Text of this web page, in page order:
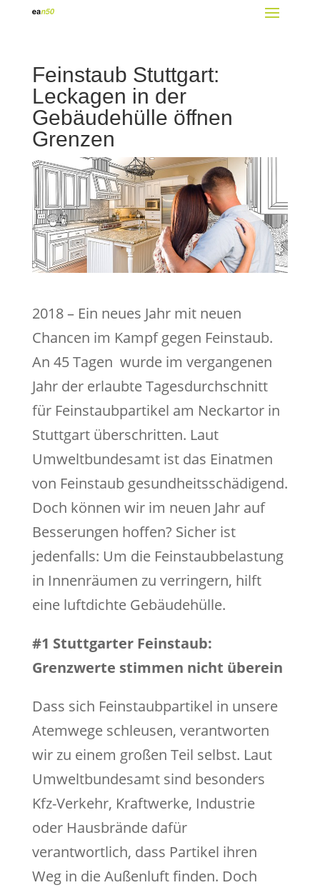
Feinstaub Stuttgart:
Leckagen in der
Gebäudehülle öffnen
Grenzen
2018 – Ein neues Jahr mit neuen
Chancen im Kampf gegen Feinstaub.
An 45 Tagen wurde im vergangenen
Jahr der erlaubte Tagesdurchschnitt
für Feinstaubpartikel am Neckartor in
Stuttgart überschritten. Laut
Umweltbundesamt ist das Einatmen
von Feinstaub gesundheitsschädigend.
Doch können wir im neuen Jahr auf
Besserungen hoffen? Sicher ist
jedenfalls: Um die Feinstaubbelastung
in Innenräumen zu verringern, hilft
eine luftdichte Gebäudehülle.
#1 Stuttgarter Feinstaub:
Grenzwerte stimmen nicht überein
Dass sich Feinstaubpartikel in unsere
Atemwege schleusen, verantworten
wir zu einem großen Teil selbst. Laut
Umweltbundesamt sind besonders
Kfz-Verkehr, Kraftwerke, Industrie
oder Hausbrände dafür
verantwortlich, dass Partikel ihren
Weg in die Außenluft finden. Doch